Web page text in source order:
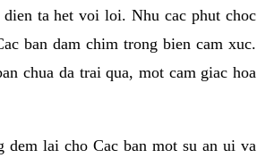
ta het voi loi. Nhu cac phut choc
ban dam chim trong bien cam xuc.
chua da trai qua, mot cam giac hoa
dem lai cho Cac ban mot su an ui va